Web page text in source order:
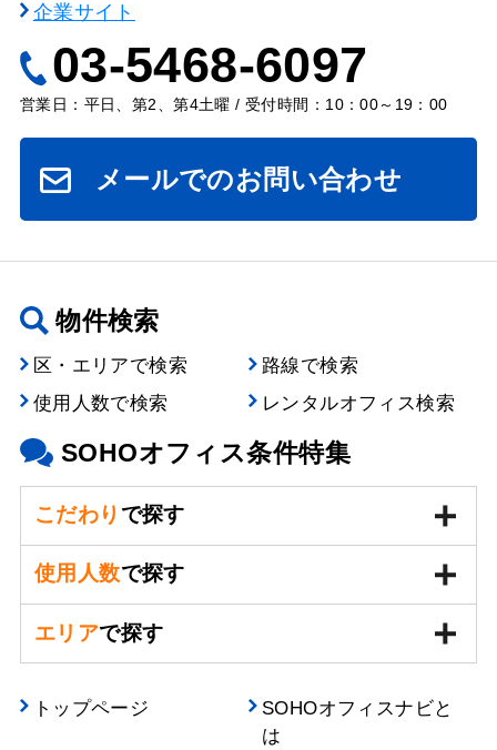
企業サイト
03-5468-6097
営業日：平日、第2、第4土曜 / 受付時間：10：00～19：00
メールでのお問い合わせ
物件検索
区・エリアで検索
路線で検索
使用人数で検索
レンタルオフィス検索
SOHOオフィス条件特集
こだわり で探す
使用人数で探す
エリアで探す
トップページ
SOHOオフィスナビと
は